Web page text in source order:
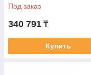
Под заказ
340 791 ₸
Купить